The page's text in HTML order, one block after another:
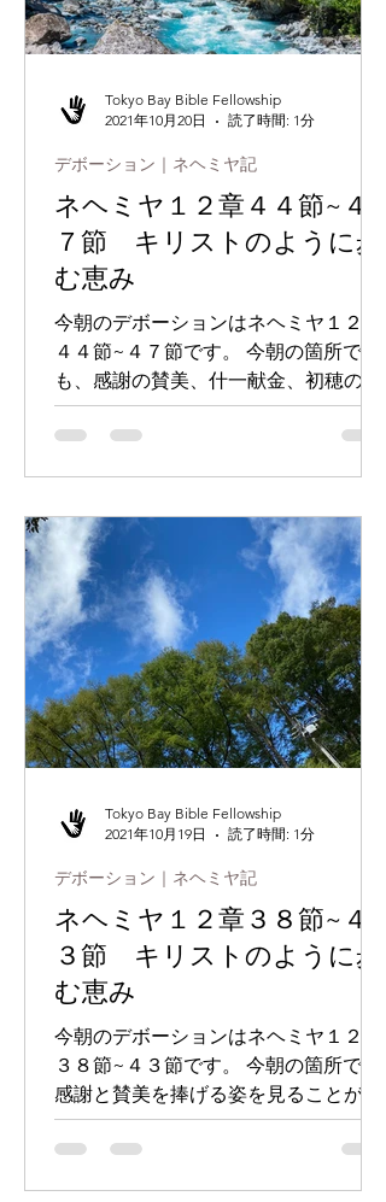
ネヘミヤ１２章４４節~４
７節 キリストのように歩
む恵み
今朝のデボーションはネヘミヤ１２章
４４節~４７節です。 今朝の箇所で
も、感謝の賛美、什一献金、初穂の献
金などの捧げものに関して、書かれて
います。 私たちは何故、神様に捧げも
与えられたからです。...
デボーション｜ネヘミヤ記
Tokyo Bay Bible Fellowship
2021年10月20日
読了時間: 1分
ネヘミヤ１２章３８節~４
３節 キリストのように歩
む恵み
今朝のデボーションはネヘミヤ１２章
３８節~４３節です。 今朝の箇所でも
感謝と賛美を捧げる姿を見ることがで
きます。 更には、私たちは何故、神様
に捧げものをして、これが喜びである
デボーション｜ネヘミヤ記
Tokyo Bay Bible Fellowship
2021年10月19日
読了時間: 1分